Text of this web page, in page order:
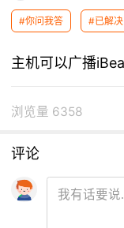
#你问我答 #已解决
主机可以广播
浏览量 6358
评论